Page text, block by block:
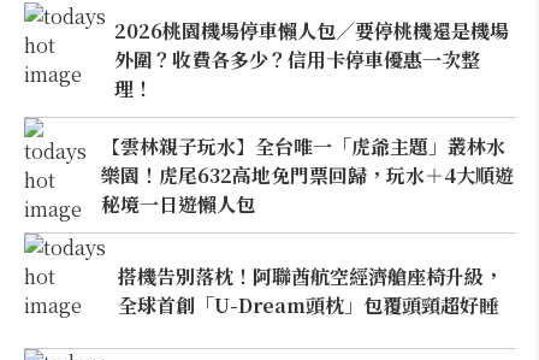
2026桃園機場停車懶人包／要停桃機還是機場
外圍？收費各多少？信用卡停車優惠一次整
理！
【雲林親子玩水】全台唯一「虎爺主題」叢林水
樂園！虎尾632高地免門票回歸，玩水＋4大順遊
秘境一日遊懶人包
搭機告別落枕！阿聯酋航空經濟艙座椅升級，
全球首創「U-Dream頭枕」包覆頭頸超好睡